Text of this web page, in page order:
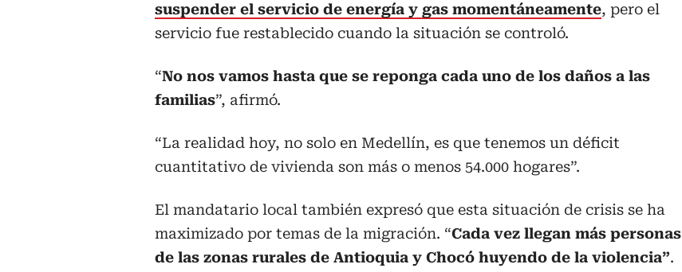
suspender el servicio de energía y gas momentáneamente, pero el
servicio fue restablecido cuando la situación se controló.
“No nos vamos hasta que se reponga cada uno de los daños a las
familias”, afirmó.
“La realidad hoy, no solo en Medellín, es que tenemos un déficit
cuantitativo de vivienda son más o menos 54.000 hogares”.
El mandatario local también expresó que esta situación de crisis se ha
maximizado por temas de la migración. “Cada vez llegan más personas
de las zonas rurales de Antioquia y Chocó huyendo de la violencia”.